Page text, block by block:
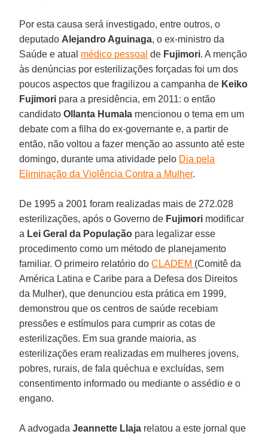
Por esta causa será investigado, entre outros, o
deputado Alejandro Aguinaga, o ex-ministro da
Saúde e atual médico pessoal de Fujimori. A menção
às denúncias por esterilizações forçadas foi um dos
poucos aspectos que fragilizou a campanha de Keiko
Fujimori para a presidência, em 2011: o então
candidatoOllanta Humala mencionou o tema em um
debate com a filha do ex-governante e, a partir de
então, não voltou a fazer menção ao assunto até este
domingo, durante uma atividade pelo Dia pela
Eliminação da Violência Contra a Mulher.
De 1995 a 2001 foram realizadas mais de 272.028
esterilizações, após o Governo de Fujimori modificar
a Lei Geral da População para legalizar esse
procedimento como um método de planejamento
familiar. O primeiro relatório doCLADEM (Comitê da
América Latina e Caribe para a Defesa dos Direitos
da Mulher), que denunciou esta prática em 1999,
demonstrou que os centros de saúde recebiam
pressões e estímulos para cumprir as cotas de
esterilizações. Em sua grande maioria, as
esterilizações eram realizadas em mulheres jovens,
pobres, rurais, de fala quéchua e excluídas, sem
consentimento informado ou mediante o assédio e o
engano.
A advogadaJeannette Llaja relatou a este jornal que